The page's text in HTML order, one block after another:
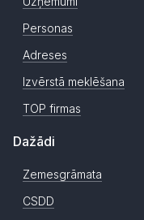
Personas
Adreses
Izvērstā meklēšana
TOP firmas
Dažādi
Zemesgrāmata
CSDD